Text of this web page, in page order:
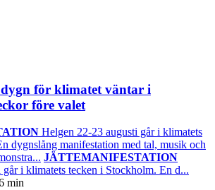
för klimatet väntar i
före valet
Helgen 22-23 augusti går i klimatets
dygnslång manifestation med tal, musik och
JÄTTEMANIFESTATION
i klimatets tecken i Stockholm. En d...
min